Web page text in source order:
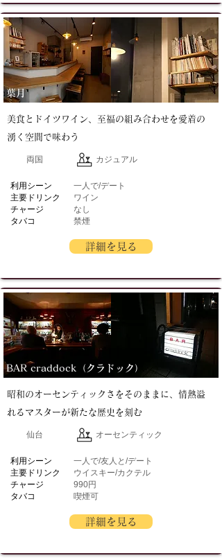
葉月
美食とドイツワイン、至福の組み合わせを愛着の
湧く空間で味わう
両国 カジュアル
​利用シーン
主要ドリンク
チャージ
タバコ
一人で/デート
ワイン
なし
禁煙
詳細を見る
BAR craddock（クラドック）
昭和のオーセンティックさをそのままに、情熱溢
れるマスターが新たな歴史を刻む
仙台 オーセンティック
​利用シーン
主要ドリンク
チャージ
タバコ
一人で/友人と/デート
ウイスキー/カクテル
990円
喫煙可
詳細を見る